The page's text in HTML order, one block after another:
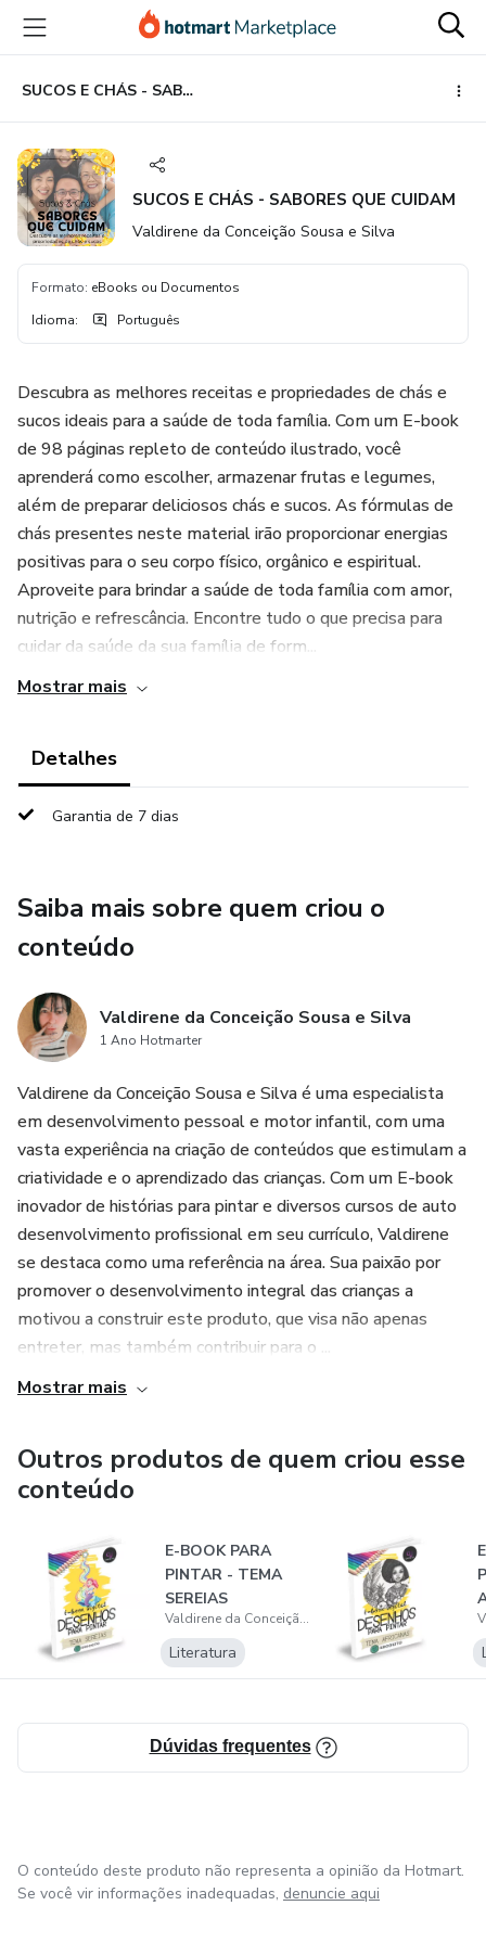
para
conteúdo
principal
para
pagamento
para
rodapé
SUCOS E CHÁS - SABORES QUE CUIDAM
SUCOS E CHÁS - SABORES QUE CUIDAM
Valdirene da Conceição Sousa e Silva
Formato: eBooks ou Documentos
Idioma: Português
Descubra as melhores receitas e propriedades de chás e
sucos ideais para a saúde de toda família. Com um E-book
de 98 páginas repleto de conteúdo ilustrado, você
aprenderá como escolher, armazenar frutas e legumes,
além de preparar deliciosos chás e sucos. As fórmulas de
chás presentes neste material irão proporcionar energias
positivas para o seu corpo físico, orgânico e espiritual.
Aproveite para brindar a saúde de toda família com amor,
nutrição e refrescância. Encontre tudo o que precisa para
cuidar da saúde da sua família de form...
Mostrar mais
Detalhes
Garantia de 7 dias
Saiba mais sobre quem criou o
conteúdo
Valdirene da Conceição Sousa e Silva
1 Ano Hotmarter
Valdirene da Conceição Sousa e Silva é uma especialista
em desenvolvimento pessoal e motor infantil, com uma
vasta experiência na criação de conteúdos que estimulam a
criatividade e o aprendizado das crianças. Com um E-book
inovador de histórias para pintar e diversos cursos de auto
desenvolvimento profissional em seu currículo, Valdirene
se destaca como uma referência na área. Sua paixão por
promover o desenvolvimento integral das crianças a
motivou a construir este produto, que visa não apenas
entreter, mas também contribuir para o ...
Mostrar mais
Outros produtos de quem criou esse
conteúdo
E-BOOK PARA
PINTAR - TEMA
SEREIAS
Valdirene da Conceição Sousa e Silva
Literatura
Dúvidas frequentes
O conteúdo deste produto não representa a opinião da Hotmart.
Se você vir informações inadequadas, denuncie aqui